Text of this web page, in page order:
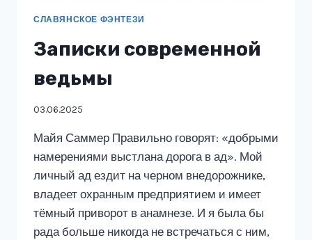
СЛАВЯНСКОЕ ФЭНТЕЗИ
Записки современной
ведьмы
03.06.2025
Майя Саммер Правильно говорят: «добрыми
намерениями выстлана дорога в ад». Мой
личный ад ездит на черном внедорожнике,
владеет охранным предприятием и имеет
тёмный приворот в анамнезе. И я была бы
рада больше никогда не встречаться с ним,